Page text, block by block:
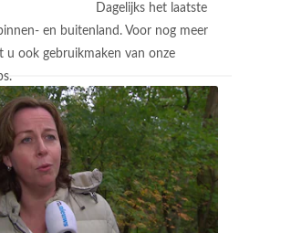
Dagelijks het laatste
en buitenland. Voor nog meer
u ook gebruikmaken van onze